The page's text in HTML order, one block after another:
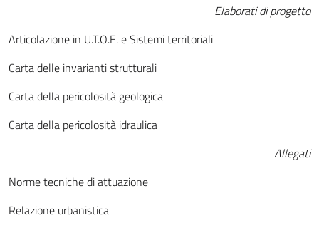
Elaborati di progetto
Articolazione in U.T.O.E. e Sistemi territoriali
Carta delle invarianti strutturali
Carta della pericolosità geologica
Carta della pericolosità idraulica
Allegati
Norme tecniche di attuazione
Relazione urbanistica